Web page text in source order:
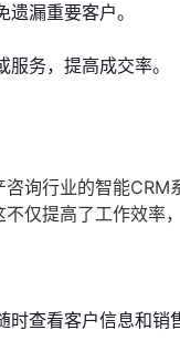
漏重要客户。
务，提高成交率。
询行业的智能
仅提高了工作效率
查看客户信息和销